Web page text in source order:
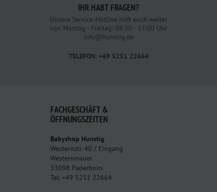
IHR HABT FRAGEN?
Unsere Service-Hotline hilft euch weiter
von Montag - Freitag: 08:30 - 17:00 Uhr
info@hunstig.de
TELEFON: +49 5251 22664
FACHGESCHÄFT &
ÖFFNUNGSZEITEN
Babyshop Hunstig
Westernstr. 40 / Eingang
Westernmauer
33098 Paderborn
Tel: +49 5251 22664